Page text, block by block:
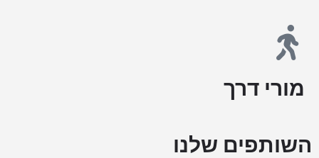
מורי דרך
השותפים שלנו